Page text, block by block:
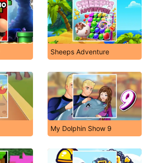
Sheeps Adventure
My Dolphin Show 9